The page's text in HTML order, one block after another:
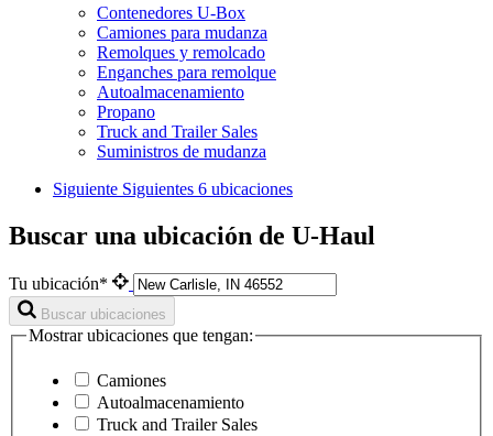
Contenedores U-Box
Camiones para mudanza
Remolques y remolcado
Enganches para remolque
Autoalmacenamiento
Propano
Truck and Trailer Sales
Suministros de mudanza
Siguiente Siguientes 6 ubicaciones
Buscar una ubicación de U-Haul
Tu ubicación*
Buscar ubicaciones
Mostrar ubicaciones que tengan:
Camiones
Autoalmacenamiento
Truck and Trailer Sales